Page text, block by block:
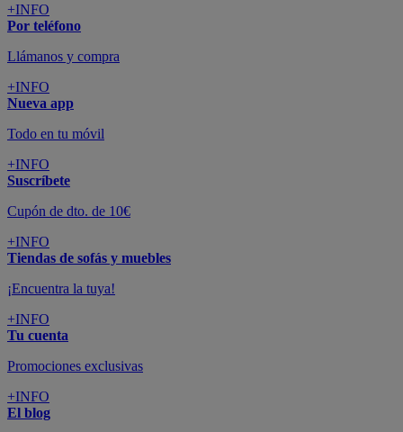
+INFO
Por teléfono
Llámanos y compra
+INFO
Nueva app
Todo en tu móvil
+INFO
Suscríbete
Cupón de dto. de 10€
+INFO
Tiendas de sofás y muebles
¡Encuentra la tuya!
+INFO
Tu cuenta
Promociones exclusivas
+INFO
El blog